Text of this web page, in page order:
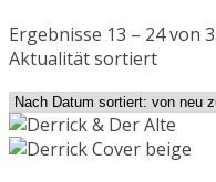
Ergebnisse 13 – 24 von
Aktualität sortiert